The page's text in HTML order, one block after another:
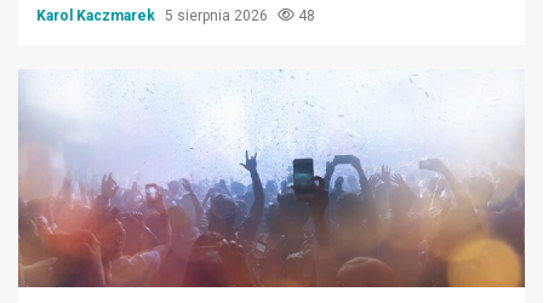
Karol Kaczmarek 5 sierpnia 2026 48